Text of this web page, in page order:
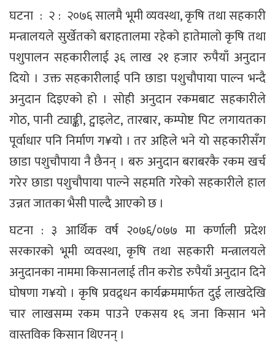
घटना : २ : २०७६ सालमै भूमी व्यवस्था, कृषि तथा सहकारी
मन्त्रालयले सुर्खेतको बराहतालमा रहेको हातेमालो कृषि तथा
पशुपालन सहकारीलाई ३६ लाख २१ हजार रुपैयाँ अनुदान
दियो । उक्त सहकारीलाई पनि छाडा पशुचौपाया पाल्न भन्दै
अनुदान दिइएको हो । सोही अनुदान रकमबाट सहकारीले
गोठ, पानी ट्याङ्की, ट्वाइलेट, तारबार, कम्पोष्ट पिट लगायतका
पूर्वाधार पनि निर्माण ग¥यो । तर अहिले भने यो सहकारीसँग
छाडा पशुचौपाया नै छैनन् । बरु अनुदान बराबरकै रकम खर्च
गरेर छाडा पशुचौपाया पाल्ने सहमति गरेको सहकारीले हाल
उन्नत जातका भैसी पाल्दै आएको छ ।
घटना : ३ आर्थिक वर्ष २०७६/०७७ मा कर्णाली प्रदेश
सरकारको भूमी व्यवस्था, कृषि तथा सहकारी मन्त्रालयले
अनुदानका नाममा किसानलाई तीन करोड रुपैयाँ अनुदान दिने
घोषणा ग¥यो । कृषि प्रवद्र्धन कार्यक्रममार्फत दुई लाखदेखि
चार लाखसम्म रकम पाउने एकसय १६ जना किसान भने
वास्तविक किसान थिएनन् ।